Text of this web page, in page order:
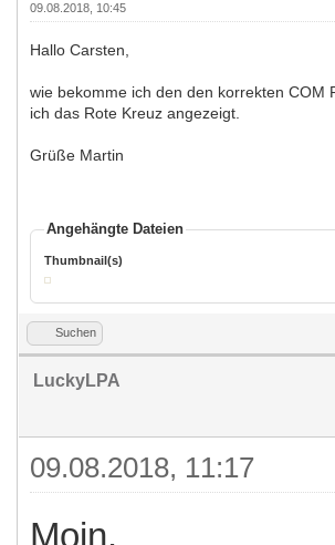
09.08.2018, 10:45
Hallo Carsten,
wie bekomme ich den den korrekten COM
ich das Rote Kreuz angezeigt.
Grüße Martin
Angehängte Dateien
Thumbnail(s)
Suchen
LuckyLPA
09.08.2018, 11:17
Moin.